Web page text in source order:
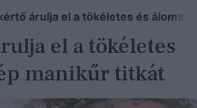
árulja el a tökéletes és
el a tökéletes
manikűr titkát